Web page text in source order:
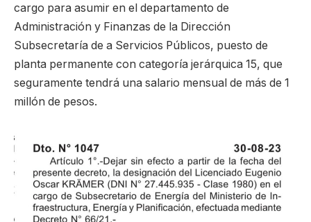
cargo para asumir en el departamento de
Administración y Finanzas de la Dirección
Subsecretaría de a Servicios Públicos, puesto de
planta permanente con categoría jerárquica 15, que
seguramente tendrá una salario mensual de más de 1
millón de pesos.